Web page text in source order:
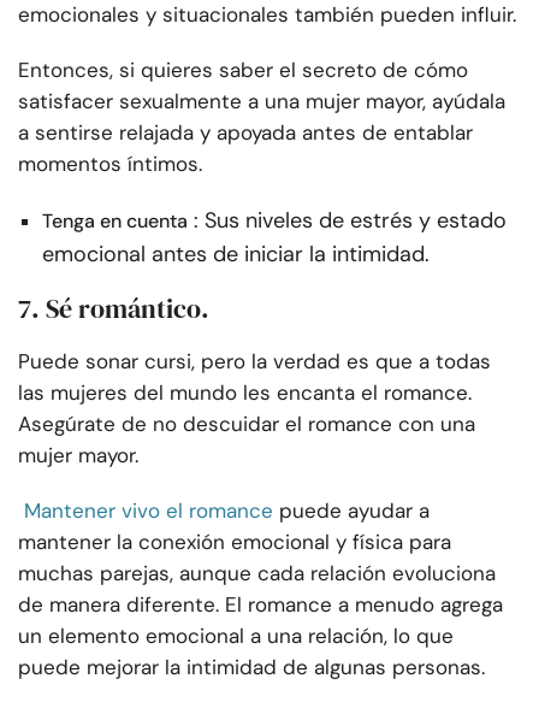
emocionales y situacionales también pueden influir.
Entonces, si quieres saber el secreto de cómo
satisfacer sexualmente a una mujer mayor, ayúdala
a sentirse relajada y apoyada antes de entablar
momentos íntimos.
Tenga en cuenta : Sus niveles de estrés y estado
emocional antes de iniciar la intimidad.
7. Sé romántico.
Puede sonar cursi, pero la verdad es que a todas
las mujeres del mundo les encanta el romance.
Asegúrate de no descuidar el romance con una
mujer mayor.
Mantener vivo el romance puede ayudar a
mantener la conexión emocional y física para
muchas parejas, aunque cada relación evoluciona
de manera diferente. El romance a menudo agrega
un elemento emocional a una relación, lo que
puede mejorar la intimidad de algunas personas.